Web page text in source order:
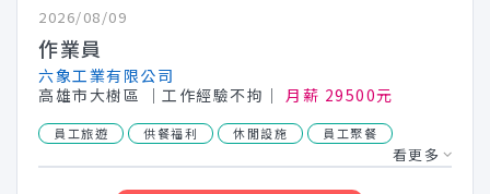
2026/08/09
作業員
六象工業有限公司
高雄市大樹區
│工作經驗不拘│ 月薪 29500元
員工旅遊 供餐福利 休閒設施 員工聚餐
看更多